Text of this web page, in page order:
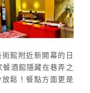
館附近新開幕的日
酒館隱藏在巷弄之
鬆！餐點方面更是